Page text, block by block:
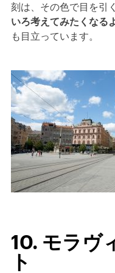
刻は、その色で目を引
いろ考えてみたくなる
も目立っています。
10. モラヴ
ト